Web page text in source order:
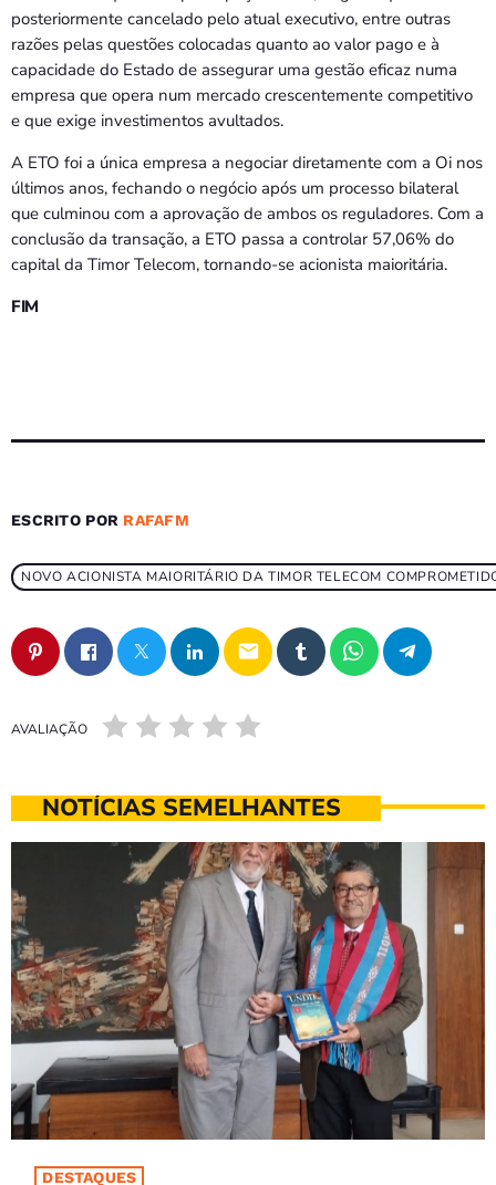
posteriormente cancelado pelo atual executivo, entre outras
razões pelas questões colocadas quanto ao valor pago e à
capacidade do Estado de assegurar uma gestão eficaz numa
empresa que opera num mercado crescentemente competitivo
e que exige investimentos avultados.
A ETO foi a única empresa a negociar diretamente com a Oi nos
últimos anos, fechando o negócio após um processo bilateral
que culminou com a aprovação de ambos os reguladores. Com a
conclusão da transação, a ETO passa a controlar 57,06% do
capital da Timor Telecom, tornando-se acionista maioritária.
FIM
ESCRITO POR RAFAFM
NOVO ACIONISTA MAIORITÁRIO DA TIMOR TELECOM
email
AVALIAÇÃO
NOTÍCIAS SEMELHANTES
DESTAQUES